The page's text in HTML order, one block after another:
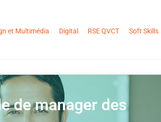
et Multimédia Digital RSE QVCT Soft Skills
de manager des